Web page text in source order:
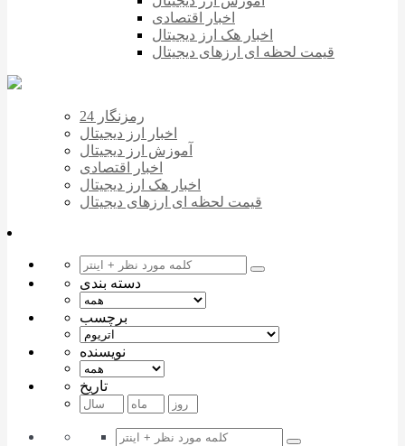
اخبار اقتصادی
اخبار هک ارز دیجیتال
قیمت لحظه ای ارزهای دیجیتال
رمزنگار 24
اخبار ارز دیجیتال
آموزش ارز دیجیتال
اخبار اقتصادی
اخبار هک ارز دیجیتال
قیمت لحظه ای ارزهای دیجیتال
دسته بندی
برچسب
نویسنده
تاریخ